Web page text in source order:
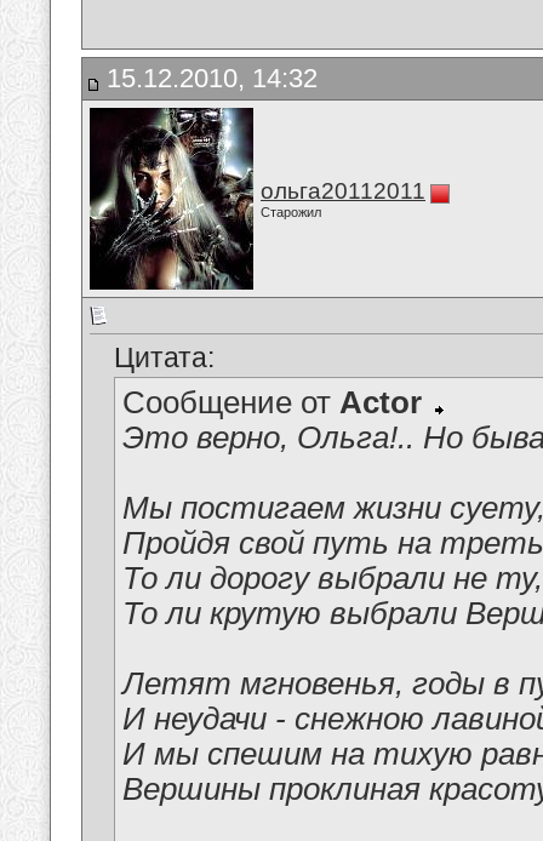
15.12.2010, 14:32
ольга20112011
Старожил
Цитата:
Сообщение от Actor
Это верно, Ольга!.. Но
Мы постигаем жизни
Пройдя свой путь на
То ли дорогу выбрали не ту,
То ли крутую выбрали
Летят мгновенья, годы в
И неудачи - снежною
И мы спешим на тихую
Вершины проклиная